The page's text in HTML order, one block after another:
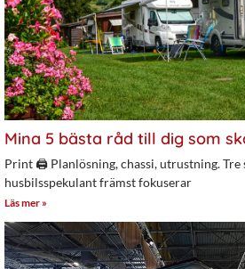
Mina 5 bästa råd till dig som
Print 🖨 Planlösning, chassi, utrustning. Tre
husbilsspekulant främst fokuserar
Läs mer »